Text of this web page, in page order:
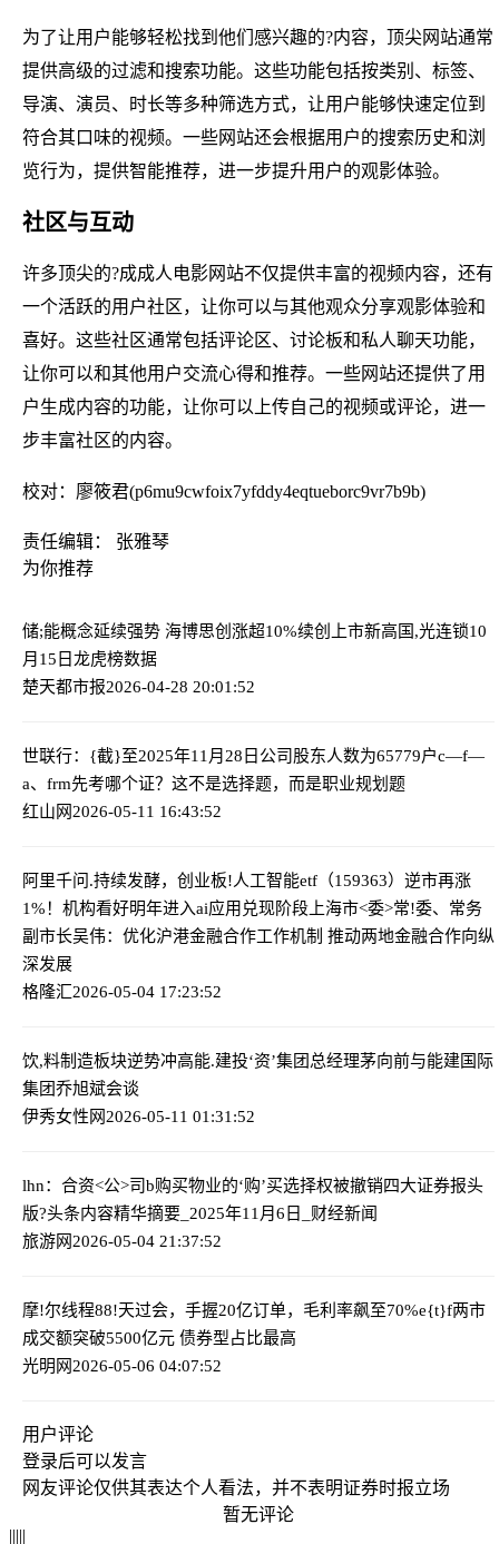
为了让用户能够轻松找到他们感兴趣的?内容，顶尖网站通常
提供高级的过滤和搜索功能。这些功能包括按类别、标签、
导演、演员、时长等多种筛选方式，让用户能够快速定位到
符合其口味的视频。一些网站还会根据用户的搜索历史和浏
览行为，提供智能推荐，进一步提升用户的观影体验。
社区与互动
许多顶尖的?成成人电影网站不仅提供丰富的视频内容，还有
一个活跃的用户社区，让你可以与其他观众分享观影体验和
喜好。这些社区通常包括评论区、讨论板和私人聊天功能，
让你可以和其他用户交流心得和推荐。一些网站还提供了用
户生成内容的功能，让你可以上传自己的视频或评论，进一
步丰富社区的内容。
校对：廖筱君(p6mu9cwfoix7yfddy4eqtueborc9vr7b9b)
责任编辑： 张雅琴
为你推荐
储;能概念延续强势 海博思创涨超10%续创上市新高国,光连锁10
月15日龙虎榜数据
楚天都市报2026-04-28 20:01:52
世联行：{截}至2025年11月28日公司股东人数为65779户c—f—
a、frm先考哪个证？这不是选择题，而是职业规划题
红山网2026-05-11 16:43:52
阿里千问.持续发酵，创业板!人工智能etf（159363）逆市再涨
1%！机构看好明年进入ai应用兑现阶段 上海市<委>常!委、常务
副市长吴伟：优化沪港金融合作工作机制 推动两地金融合作向纵
深发展
格隆汇2026-05-04 17:23:52
饮,料制造板块逆势冲高能.建投‘资’集团总经理茅向前与能建国际
集团乔旭斌会谈
伊秀女性网2026-05-11 01:31:52
lhn：合资<公>司b购买物业的‘购’买选择权被撤销四大证券报头
版?头条内容精华摘要_2025年11月6日_财经新闻
旅游网2026-05-04 21:37:52
摩!尔线程88!天过会，手握20亿订单，毛利率飙至70%e{t}f两市
成交额突破5500亿元 债券型占比最高
光明网2026-05-06 04:07:52
用户评论
登录后可以发言
网友评论仅供其表达个人看法，并不表明证券时报立场
暂无评论
|||||